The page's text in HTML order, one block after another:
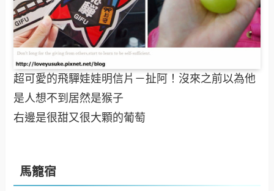
超可愛的飛驒娃娃明信片－扯阿！沒來之前以為他
是人想不到居然是猴子
右邊是很甜又很大顆的葡萄
馬籠宿